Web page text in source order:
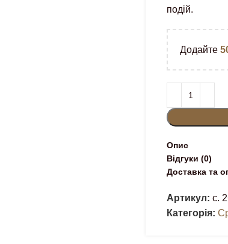
подій.
Додайте
Опис
Відгуки (0)
Доставка та
Артикул: с.
Категорія: